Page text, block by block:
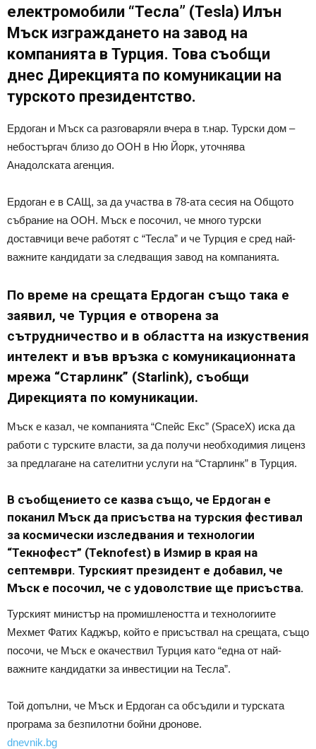
електромобили “Тесла” (Tesla) Илън
Мъск изграждането на завод на
компанията в Турция. Това съобщи
днес Дирекцията по комуникации на
турското президентство.
Ердоган и Мъск са разговаряли вчера в т.нар. Турски дом –
небостъргач близо до ООН в Ню Йорк, уточнява
Анадолската агенция.
Ердоган е в САЩ, за да участва в 78-ата сесия на Общото
събрание на ООН. Мъск е посочил, че много турски
доставчици вече работят с “Тесла” и че Турция е сред най-
важните кандидати за следващия завод на компанията.
По време на срещата Ердоган също така е
заявил, че Турция е отворена за
сътрудничество и в областта на изкуствения
интелект и във връзка с комуникационната
мрежа “Старлинк” (Starlink), съобщи
Дирекцията по комуникации.
Мъск е казал, че компанията “Спейс Екс” (SpaceX) иска да
работи с турските власти, за да получи необходимия лиценз
за предлагане на сателитни услуги на “Старлинк” в Турция.
В съобщението се казва също, че Ердоган е
поканил Мъск да присъства на турския фестивал
за космически изследвания и технологии
“Текнофест” (Teknofest) в Измир в края на
септември. Турският президент е добавил, че
Мъск е посочил, че с удоволствие ще присъства.
Турският министър на промишлеността и технологиите
Мехмет Фатих Каджър, който е присъствал на срещата, също
посочи, че Мъск е окачествил Турция като “една от най-
важните кандидатки за инвестиции на Тесла”.
Той допълни, че Мъск и Ердоган са обсъдили и турската
програма за безпилотни бойни дронове.
dnevnik.bg